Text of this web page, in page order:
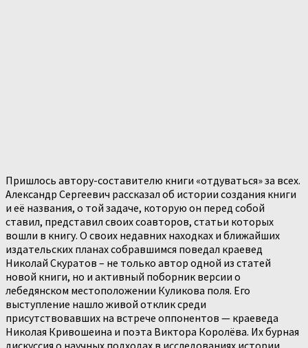
Пришлось автору-составителю книги «отдуваться» за всех.
Александр Сергеевич рассказал об истории создания книги
и её названия, о той задаче, которую он перед собой
ставил, представил своих соавторов, статьи которых
вошли в книгу. О своих недавних находках и ближайших
издательских планах собравшимся поведал краевед
Николай Скуратов – не только автор одной из статей
новой книги, но и активный поборник версии о
лебедянском местоположении Куликова поля. Его
выступление нашло живой отклик среди
присутствовавших на встрече оппонентов — краеведа
Николая Кривошеина и поэта Виктора Королёва. Их бурная
дискуссия о научных подходах в исследованиях истории